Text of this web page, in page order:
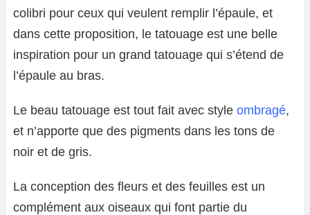
colibri pour ceux qui veulent remplir l’épaule, et
dans cette proposition, le tatouage est une belle
inspiration pour un grand tatouage qui s’étend de
l’épaule au bras.
Le beau tatouage est tout fait avec style ombragé,
et n’apporte que des pigments dans les tons de
noir et de gris.
La conception des fleurs et des feuilles est un
complément aux oiseaux qui font partie du